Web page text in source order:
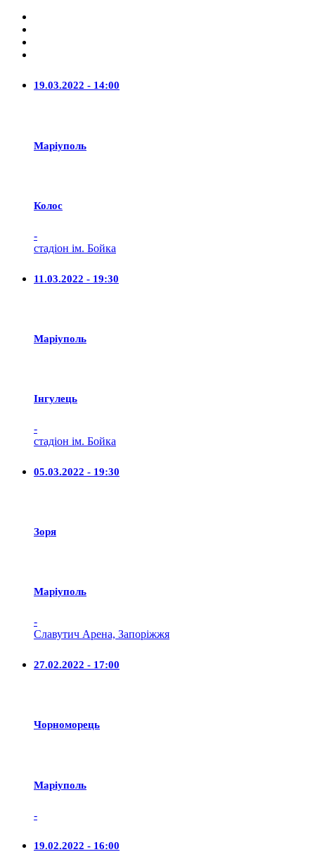
19.03.2022 - 14:00
Маріуполь
Колос
-
стадіон ім. Бойка
11.03.2022 - 19:30
Маріуполь
Iнгулець
-
стадіон ім. Бойка
05.03.2022 - 19:30
Зоря
Маріуполь
-
Славутич Арена, Запоріжжя
27.02.2022 - 17:00
Чорноморець
Маріуполь
-
19.02.2022 - 16:00